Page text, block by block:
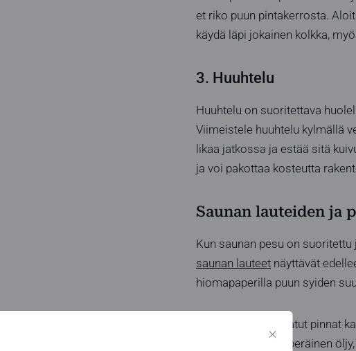
et riko puun pintakerrosta.
käydä läpi jokainen kolkka,
3. Huuhtelu
Huuhtelu on suoritettava
Viimeistele huuhtelu kylmällä
likaa jatkossa ja estää sitä
ja voi pakottaa kosteutta
Saunan lauteiden ja
Kun saunan pesu on
saunan lauteet näyttävät
hiomapaperilla puun syiden
Puhdistetut ja kuivatut pinnat
myrkytön luonnonperäinen